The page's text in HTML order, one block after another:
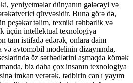
yeniyetmələr dünyanın gələcəyi və
qüvvəsidir. Buna görə də,
peşəkar təlim, texniki rəhbərlik və
üçün intellektual texnologiya
tam istifadə edərək, onlara daim
və avtomobil modelinin dizaynında,
öz sərhədlərini aşmaqda kömək
biz daha çox insanın texnologiya
imkan verərək, tədbirin canlı yayım